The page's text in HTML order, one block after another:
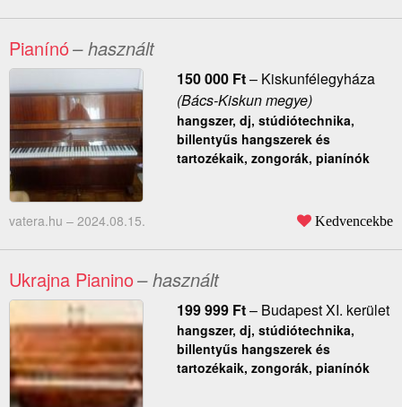
Pianínó– használt
150 000 Ft– Kiskunfélegyháza
(Bács-Kiskun megye)
hangszer, dj, stúdiótechnika,
billentyűs hangszerek és
tartozékaik, zongorák, pianínók
vatera.hu – 2024.08.15. Kedvencekbe
Ukrajna Pianino– használt
199 999 Ft– Budapest XI. kerület
hangszer, dj, stúdiótechnika,
billentyűs hangszerek és
tartozékaik, zongorák, pianínók